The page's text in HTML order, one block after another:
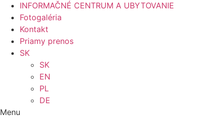
INFORMAČNÉ CENTRUM A UBYTOVANIE
Fotogaléria
Kontakt
Priamy prenos
SK
SK
EN
PL
DE
Menu